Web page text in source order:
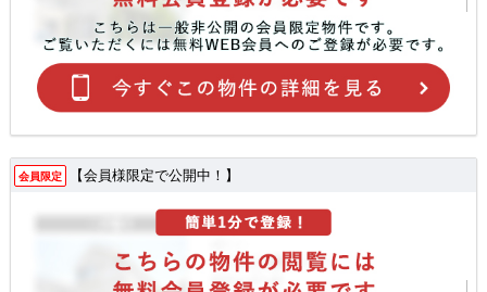
会員限定 【会員様限定で公開中！】